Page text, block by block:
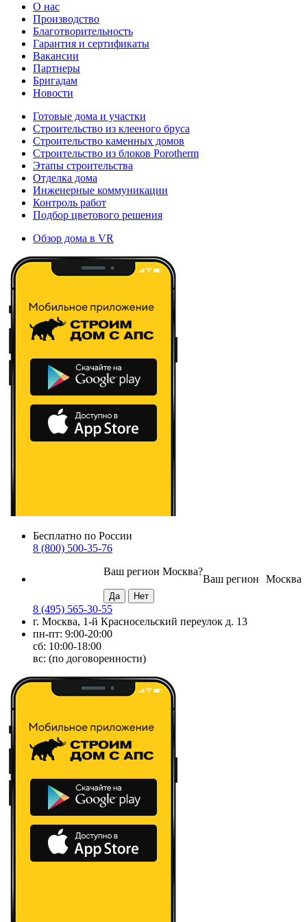
О нас
Производство
Благотворительность
Гарантия и сертификаты
Вакансии
Партнеры
Бригадам
Новости
Готовые дома и участки
Строительство из клееного бруса
Строительство каменных домов
Строительство из блоков Porotherm
Этапы строительства
Отделка дома
Инженерные коммуникации
Контроль работ
Подбор цветового решения
Обзор дома в VR
Бесплатно по России
8 (800) 500-35-76
Москва
Ваш регион
Ваш регион Москва?
8 (495) 565-30-55
г. Москва, 1-й Красносельский переулок д. 13
пн-пт: 9:00-20:00
сб: 10:00-18:00
вс: (по договоренности)